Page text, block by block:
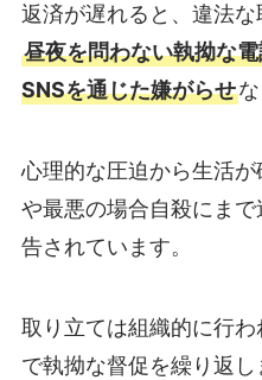
返済が遅れると、違法な
昼夜を問わない執拗な
SNSを通じた嫌がらせな
心理的な圧迫から生活
や最悪の場合自殺にま
告されています。
取り立ては組織的に行
で執拗な督促を繰り返